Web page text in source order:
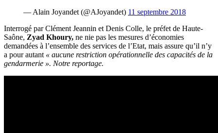
— Alain Joyandet (@AJoyandet) 11 septembre 2018
Interrogé parClément Jeannin et Denis Colle, le préfet de Haute-
Saône, Zyad Khoury, ne nie pas les mesures d’économies
demandées à l’ensemble des services de l’Etat, mais assure qu’il n’y
a pour autant « aucune restriction opérationnelle des capacités de la
gendarmerie ». Notre reportage.